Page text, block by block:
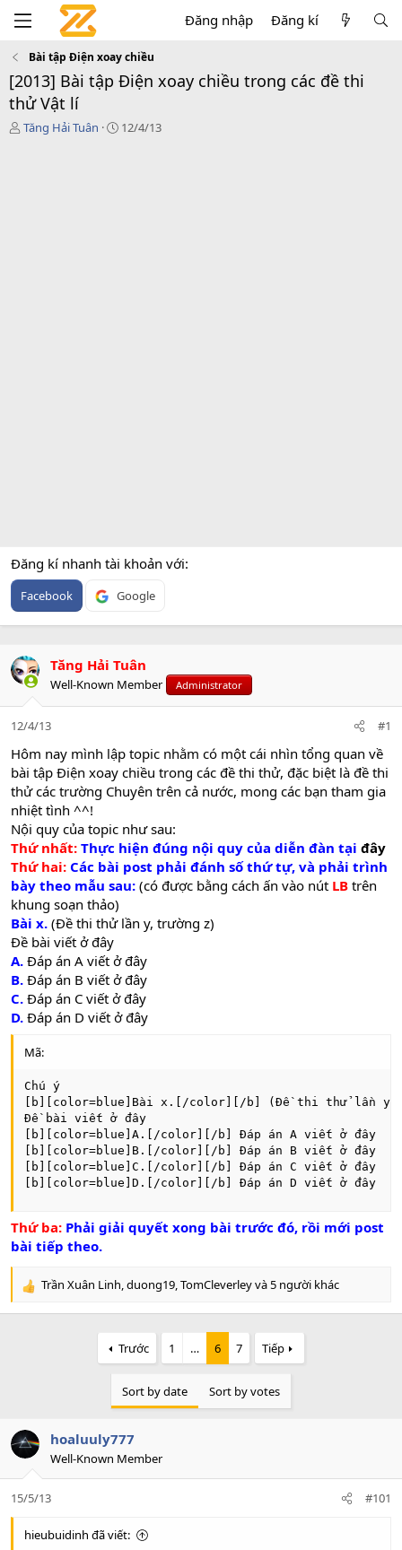
Đăng nhập Đăng kí
Bài tập Điện xoay chiều
[2013] Bài tập Điện xoay chiều trong các đề thi
thử Vật lí
T
Tăng Hải Tuân
N
12/4/13
Đăng kí nhanh tài khoản với
Facebook Google
Tăng Hải Tuân
Well-Known Member Administrator
12/4/13 #1
Hôm nay mình lập topic nhằm có một cái nhìn tổng quan về
bài tập Điện xoay chiều trong các đề thi thử, đặc biệt là đề thi
thử các trường Chuyên trên cả nước, mong các bạn tham gia
nhiệt tình ^^!
Nội quy của topic như sau:
Thứ nhất: Thực hiện đúng nội quy của diễn đàn tại đây
Thứ hai: Các bài post phải đánh số thứ tự, và phải trình
bày theo mẫu sau: (có được bằng cách ấn vào nút LB trên
khung soạn thảo)
Bài x. (Đề thi thử lần y, trường z)
Đề bài viết ở đây
A. Đáp án A viết ở đây
B. Đáp án B viết ở đây
C. Đáp án C viết ở đây
D. Đáp án D viết ở đây
Mã:
Chú ý
[b][color=blue]Bài x.[/color][/b] (Đề thi thử lần y,
Đề bài viết ở đây
[b][color=blue]A.[/color][/b] Đáp án A viết ở đây
[b][color=blue]B.[/color][/b] Đáp án B viết ở đây
[b][color=blue]C.[/color][/b] Đáp án C viết ở đây
[b][color=blue]D.[/color][/b] Đáp án D viết ở đây
Thứ ba: Phải giải quyết xong bài trước đó, rồi mới post
bài tiếp theo.
R
:
Trần Xuân Linh,duong19,TomCleverleyvà 5 người khác
Trước 1 … 6 7 Tiếp
Sort by date Sort by votes
hoaluuly777
Well-Known Member
15/5/13 #101
hieubuidinh đã viết: